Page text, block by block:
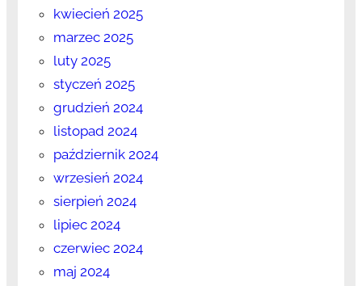
kwiecień 2025
marzec 2025
luty 2025
styczeń 2025
grudzień 2024
listopad 2024
październik 2024
wrzesień 2024
sierpień 2024
lipiec 2024
czerwiec 2024
maj 2024